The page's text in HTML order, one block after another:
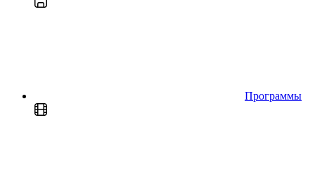
Программы